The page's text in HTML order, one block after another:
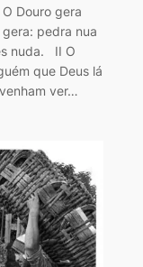
Douro gera
pedra nua
nuda. II O
que Deus lá
ver…